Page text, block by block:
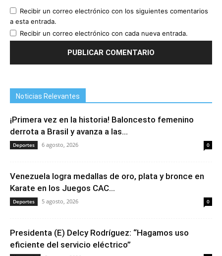
Recibir un correo electrónico con los siguientes comentarios
a esta entrada.
Recibir un correo electrónico con cada nueva entrada.
Noticias Relevantes
¡Primera vez en la historia! Baloncesto femenino
derrota a Brasil y avanza a las...
Deportes 6 agosto, 2026 0
Venezuela logra medallas de oro, plata y bronce en
Karate en los Juegos CAC...
Deportes 5 agosto, 2026 0
Presidenta (E) Delcy Rodríguez: “Hagamos uso
eficiente del servicio eléctrico”